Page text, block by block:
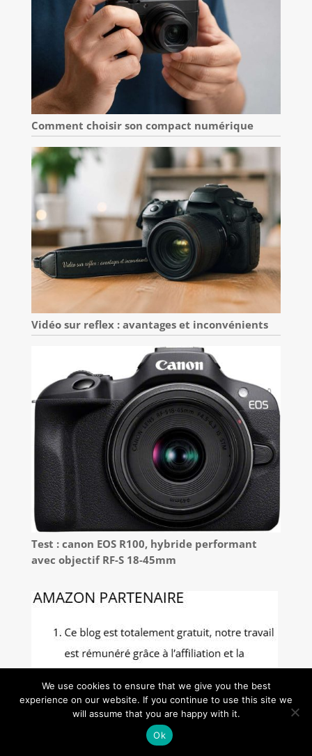
Comment choisir son compact numérique
Vidéo sur reflex : avantages et inconvénients
Test : canon EOS R100, hybride performant
avec objectif RF-S 18-45mm
We use cookies to ensure that we give you the best
experience on our website. If you continue to use this site we
will assume that you are happy with it.
Ok